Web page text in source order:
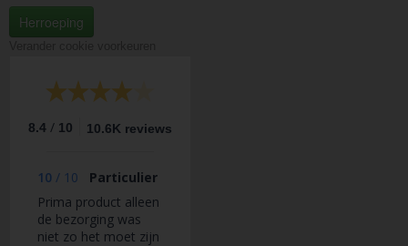
Herroeping
8.4 / 10 10.6K reviews
10 / 10
Particulier
Prima product alleen
de bezorging was
niet zo het moet zijn